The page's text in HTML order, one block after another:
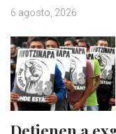
6 agosto, 2026